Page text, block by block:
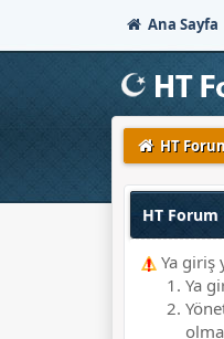
Ana Sayfa
HT
HT Forum
Ya giriş
Ya